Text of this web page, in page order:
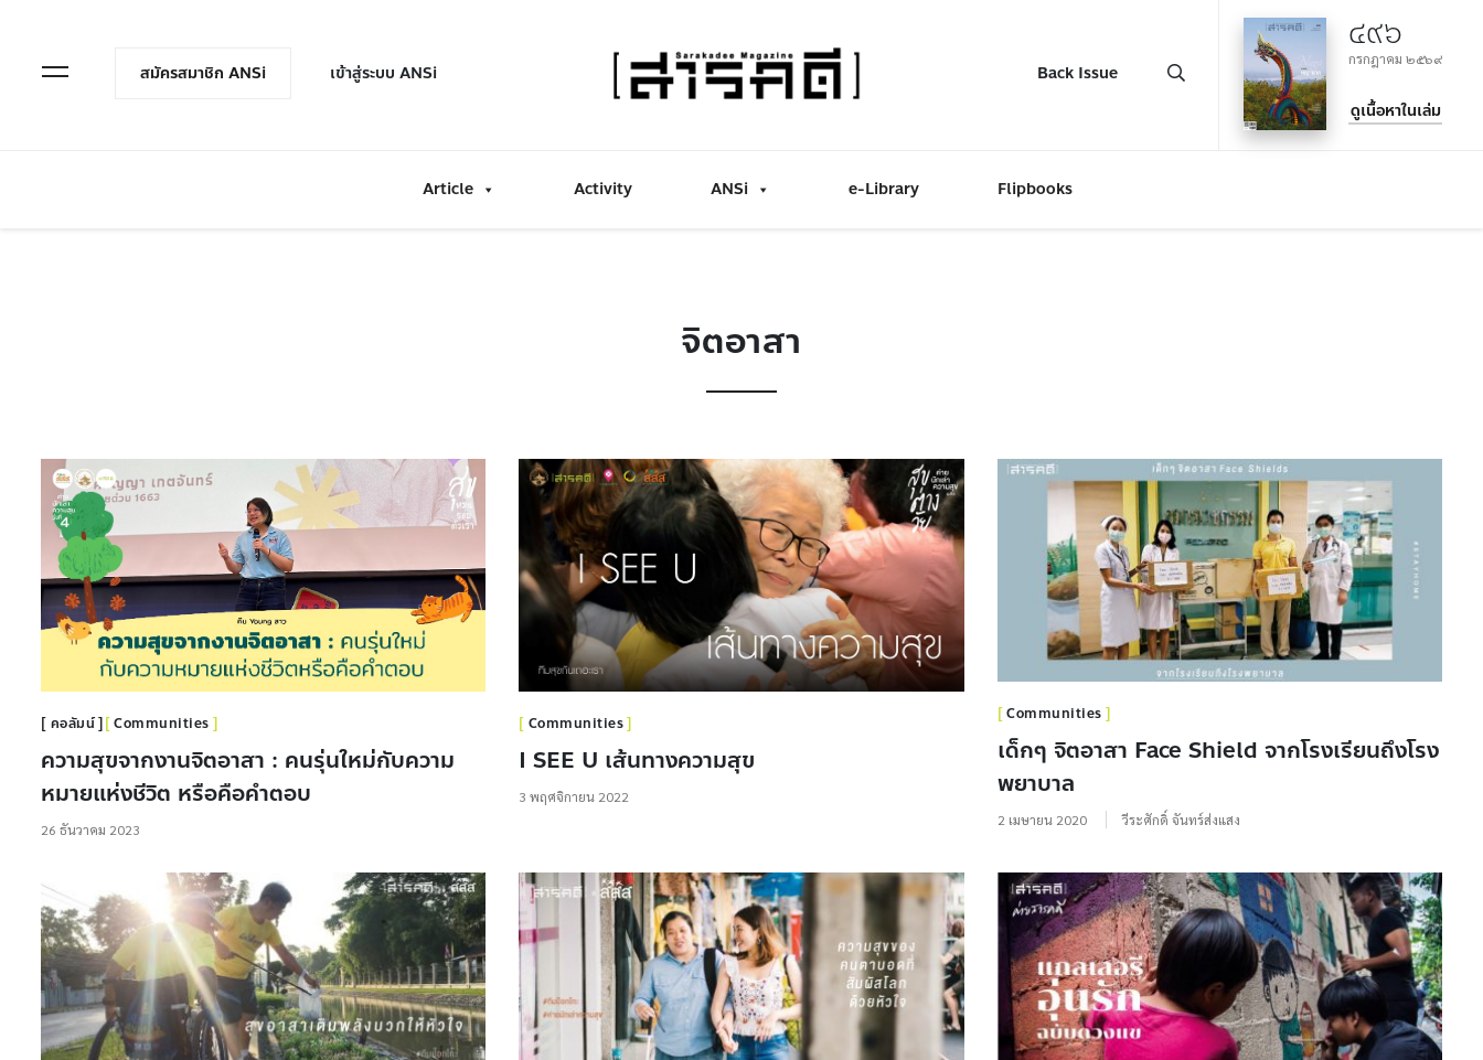
Open Menuสมัครสมาชิก ANSi เข้าสู่ระบบ ANSi Back Issue
๔๙๖
กรกฎาคม ๒๕๖๙
ดูเนื้อหาในเล่ม
Article Activity ANSi e-Library Flipbooks
จิตอาสา
คอลัมน์ Communities
ความสุขจากงานจิตอาสา : คนรุ่นใหม่กับความ
หมายแห่งชีวิต หรือคือคำตอบ
26 ธันวาคม 2023
Communities
I SEE U เส้นทางความสุข
3 พฤศจิกายน 2022
Communities
เด็กๆ จิตอาสา Face Shield จากโรงเรียนถึงโรง
พยาบาล
2 เมษายน 2020 วีระศักดิ์ จันทร์ส่งแสง